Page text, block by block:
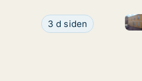
Ca. 115 m2
3 d siden